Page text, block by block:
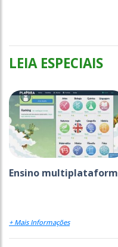
LEIA ESPECIAIS
Ensino
+ Mais Informações